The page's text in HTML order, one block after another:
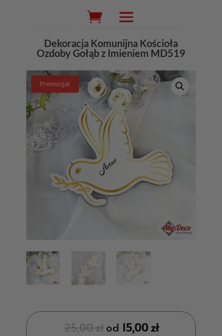
Wyszukiwarka
produktów
Dekoracja Komunijna Kościoła
Ozdoby Gołąb z Imieniem MD519
Promocja!
25,00złod 15,00zł